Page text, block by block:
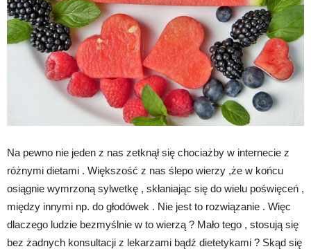
Na pewno nie jeden z nas zetknął się chociażby w internecie z
różnymi dietami . Większość z nas ślepo wierzy ,że w końcu
osiągnie wymrzoną sylwetkę , skłaniając się do wielu poświęceń ,
między innymi np. do głodówek . Nie jest to rozwiązanie . Więc
dlaczego ludzie bezmyślnie w to wierzą ? Mało tego , stosują się
bez żadnych konsultacji z lekarzami bądź dietetykami ? Skąd się